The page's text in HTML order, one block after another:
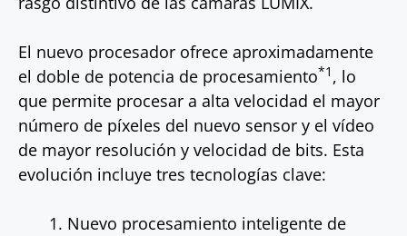
El nuevo procesador ofrece aproximadamente
el doble de potencia de procesamiento*1 , lo
que permite procesar a alta velocidad el mayor
número de píxeles del nuevo sensor y el vídeo
de mayor resolución y velocidad de bits. Esta
evolución incluye tres tecnologías clave:
Nuevo procesamiento inteligente de